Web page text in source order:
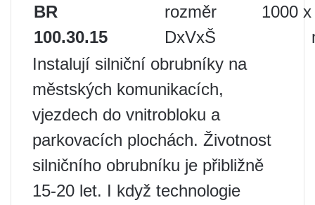
BR
100.30.15
rozměr
DxVxŠ
1000
Instalují silniční obrubníky na
městských komunikacích,
vjezdech do vnitrobloku a
parkovacích plochách. Životnost
silničního obrubníku je přibližně
15-20 let. I když technologie